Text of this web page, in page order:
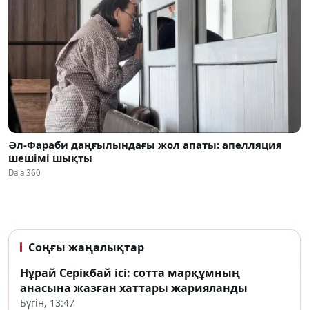
Әл-Фараби даңғылындағы жол апаты: апелляция
шешімі шықты
Dala 360
Соңғы жаңалықтар
Нұрай Серікбай ісі: сотта марқұмның
анасына жазған хаттары жарияланды
Бүгін, 13:47